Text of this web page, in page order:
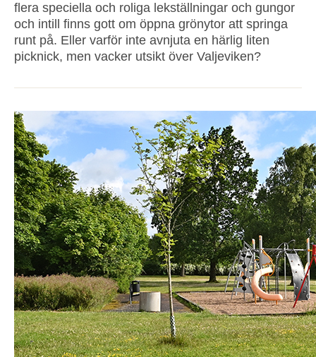
flera speciella och roliga lekställningar och gungor
och intill finns gott om öppna grönytor att springa
runt på. Eller varför inte avnjuta en härlig liten
picknick, men vacker utsikt över Valjeviken?